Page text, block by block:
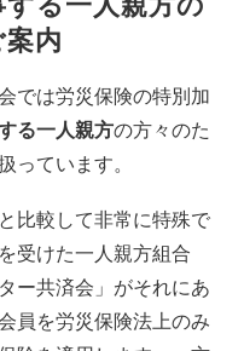
内
では労災保険の特別加
る一人親方の方々のた
っています。
比較して非常に特殊で
受けた一人親方組合
ー共済会」がそれにあ
員を労災保険法上のみ